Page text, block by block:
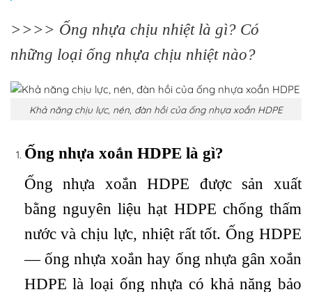
>>>> Ống nhựa chịu nhiệt là gì? Có
những loại ống nhựa chịu nhiệt nào?
Khả năng chịu lực, nén, đàn hồi của ống nhựa xoắn HDPE
Ống nhựa xoắn HDPE là gì?
Ống nhựa xoắn HDPE được sản xuất
bằng nguyên liệu hạt HDPE chống thấm
nước và chịu lực, nhiệt rất tốt. Ống HDPE
— ống nhựa xoắn hay ống nhựa gân xoắn
HDPE là loại ống nhựa có khả năng bảo